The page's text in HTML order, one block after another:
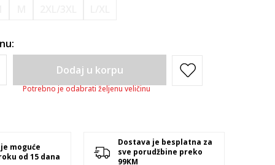
Dodaj u korpu
Potrebno je odabrati željenu veličinu
moguće
od 15 dana
Dostava je besplatna za
sve porudžbine preko
99KM